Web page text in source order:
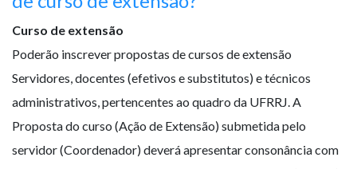
Curso de extensão
Poderão inscrever propostas de cursos de extensão
Servidores, docentes (efetivos e substitutos) e técnicos
administrativos, pertencentes ao quadro da UFRRJ. A
Proposta do curso (Ação de Extensão) submetida pelo
servidor (Coordenador) deverá apresentar consonância com